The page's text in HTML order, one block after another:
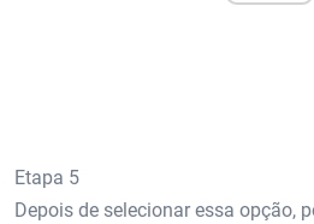
Etapa 5
Depois de selecionar essa opção,